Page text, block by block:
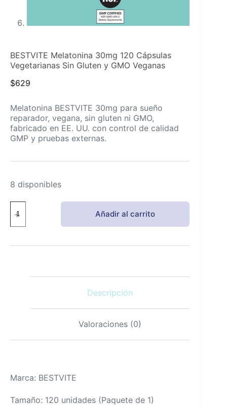
BESTVITE Melatonina 30mg 120 Cápsulas
Vegetarianas Sin Gluten y GMO Veganas
$629
Melatonina BESTVITE 30mg para sueño
reparador, vegana, sin gluten ni GMO,
fabricado en EE. UU. con control de calidad
GMP y pruebas externas.
8 disponibles
Melatonina
30mg
Cápsulas
cantidad
Añadir al carrito
Descripción
Valoraciones (0)
Marca: BESTVITE
Tamaño: 120 unidades (Paquete de 1)